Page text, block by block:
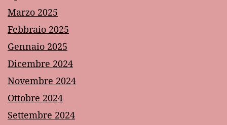
Marzo 2025
Febbraio 2025
Gennaio 2025
Dicembre 2024
Novembre 2024
Ottobre 2024
Settembre 2024